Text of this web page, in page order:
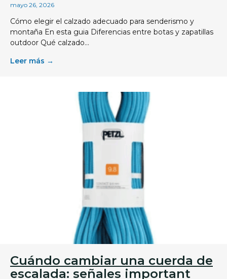
mayo 26, 2026
Cómo elegir el calzado adecuado para senderismo y
montaña En esta guia Diferencias entre botas y zapatillas
outdoor Qué calzado...
Leer más →
Cuándo cambiar una cuerda de
escalada: señales important